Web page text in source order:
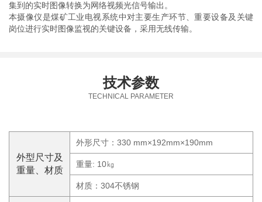
集到的实时图像转换为网络视频光信号输出。
本摄像仪是煤矿工业电视系统中对主要生产环节、重要设备及关键
岗位进行实时图像监视的关键设备，采用无线传输。
技术参数
TECHNICAL PARAMETER
外型尺寸及
重量、材质
外形尺寸：330 mm×192mm×190mm
重量: 10㎏
材质：304不锈钢